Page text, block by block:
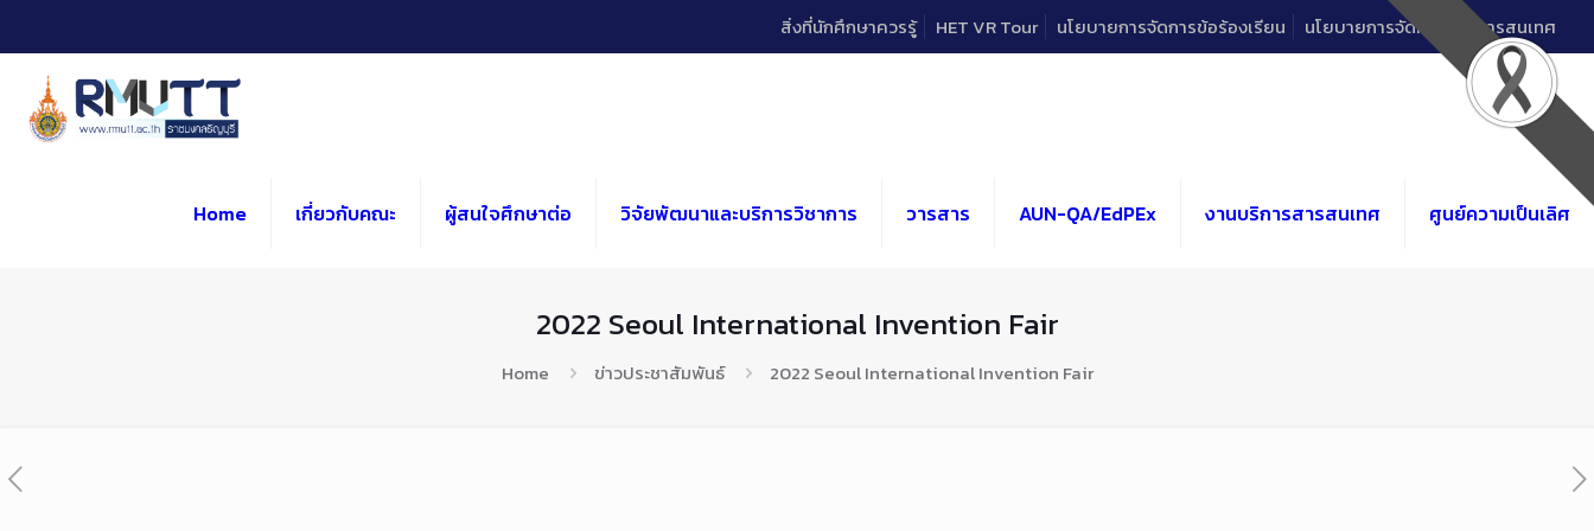
to
Content
สิ่งที่นักศึกษาควรรู้ HET VR Tour นโยบายการจัดการข้อร้องเรียน นโยบายการจัดการด้านสารสนเทศ
Home เกี่ยวกับคณะ ผู้สนใจศึกษาต่อ วิจัยพัฒนาและบริการวิชาการ วารสาร AUN-QA/EdPEx งานบริการสารสนเทศ ศูนย์ความเป็นเลิศ
2022 Seoul International Invention Fair
Home ข่าวประชาสัมพันธ์ 2022 Seoul International Invention Fair